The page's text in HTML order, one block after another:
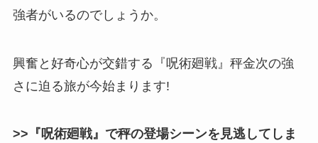
強者がいるのでしょうか。
興奮と好奇心が交錯する『呪術廻戦』秤金次の強
さに迫る旅が今始まります!
>>『呪術廻戦』で秤の登場シーンを見逃してしま